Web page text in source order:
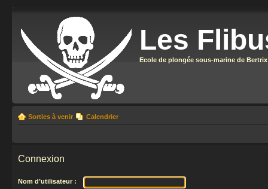
Les
Ecole de plongée sous-marine de Bertrix
Sorties à venir Calendrier
Connexion
Nom d’utilisateur :